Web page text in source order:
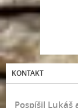
KONTAKT
Pospíšil Lukáš